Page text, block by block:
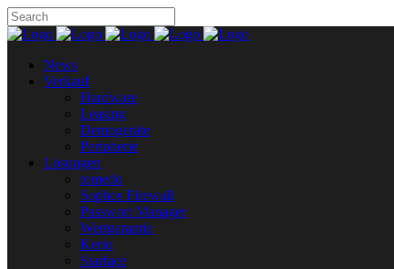
News
Verkauf
Hardware
Leasing
Demogeräte
Peripherie
Lösungen
tomedo
Sophos Firewall
Passwort Manager
Wertgarantie
Kerio
Starface